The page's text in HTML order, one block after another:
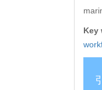
Key